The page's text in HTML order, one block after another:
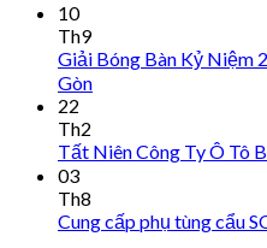
10
Th9
Giải Bóng Bàn Kỷ Niệm
Gòn
22
Th2
Tất Niên Công Ty Ô Tô
03
Th8
Cung cấp phụ tùng cẩu